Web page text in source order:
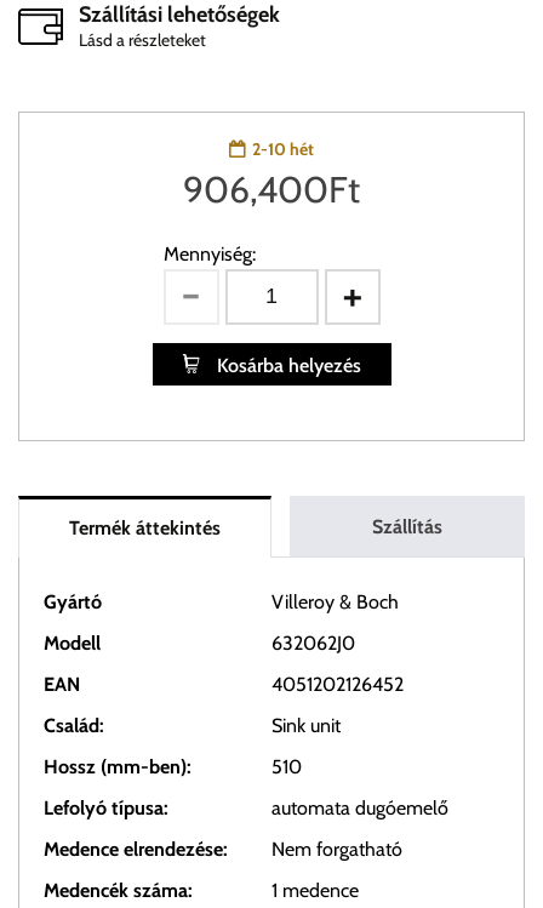
Szállítási lehetőségek
Lásd a részleteket
2-10 hét
906,400Ft
Mennyiség:
Kosárba helyezés
Termék áttekintés Szállítás
Gyártó
Villeroy & Boch
Modell
632062J0
EAN
4051202126452
Család:
Sink unit
Hossz (mm-ben):
510
Lefolyó típusa:
automata dugóemelő
Medence elrendezése:
Nem forgatható
Medencék száma:
1 medence